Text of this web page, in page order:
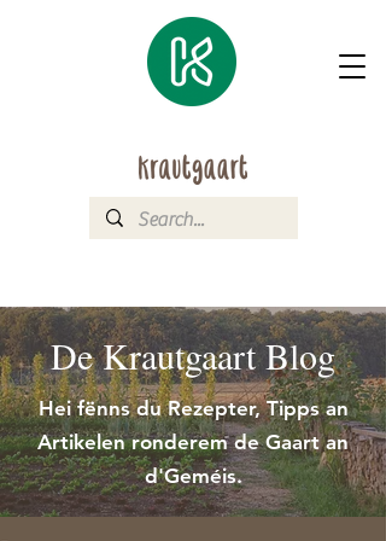
De Krautgaart Blog
Hei fënns du Rezepter, Tipps an
Artikelen ronderem de Gaart an
d'Geméis.